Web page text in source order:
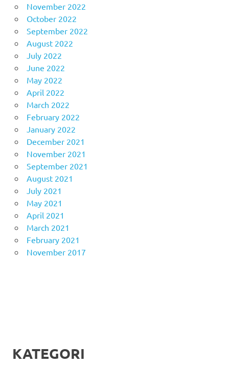
November 2022
October 2022
September 2022
August 2022
July 2022
June 2022
May 2022
April 2022
March 2022
February 2022
January 2022
December 2021
November 2021
September 2021
August 2021
July 2021
May 2021
April 2021
March 2021
February 2021
November 2017
KATEGORI